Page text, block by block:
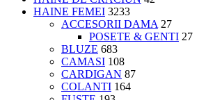
HAINE FEMEI 3233
ACCESORII DAMA 27
POSETE & GENTI 27
BLUZE 683
CAMASI 108
CARDIGAN 87
COLANTI 164